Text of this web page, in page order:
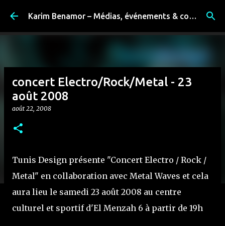
Accéder au contenu principal Karim Benamor – Médias, événements & coulisses
concert Electro/Rock/Metal - 23
août 2008
août 22, 2008
Tunis Design présente "Concert Electro / Rock /
Metal" en collaboration avec Metal Waves et cela
aura lieu le samedi 23 août 2008 au centre
culturel et sportif d'El Menzah 6 à partir de 19h